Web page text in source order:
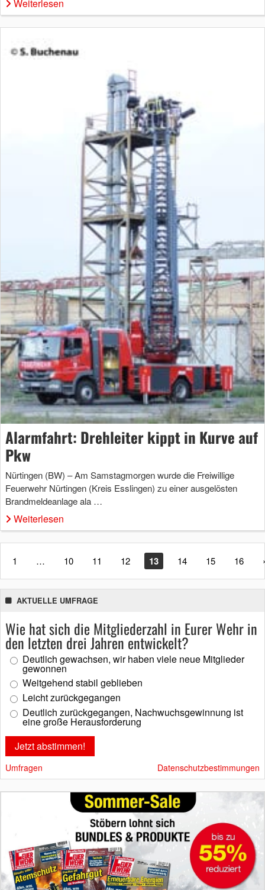
Weiterlesen
Alarmfahrt: Drehleiter kippt in Kurve auf
Pkw
Nürtingen (BW) – Am Samstagmorgen wurde die Freiwillige
Feuerwehr Nürtingen (Kreis Esslingen) zu einer ausgelösten
Brandmeldeanlage ala …
Weiterlesen
1 … 10 11 12 13 14 15 16
AKTUELLE UMFRAGE
Wie hat sich die Mitgliederzahl in Eurer Wehr in
den letzten drei Jahren entwickelt?
Deutlich gewachsen, wir haben viele neue Mitglieder
gewonnen
Weitgehend stabil geblieben
Leicht zurückgegangen
Deutlich zurückgegangen, Nachwuchsgewinnung ist
eine große Herausforderung
Umfragen Datenschutzbestimmungen